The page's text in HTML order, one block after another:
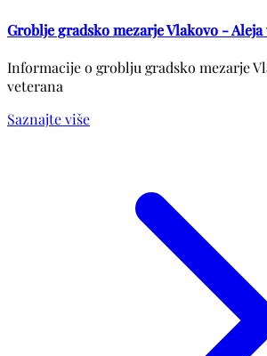
Groblje gradsko mezarje Vlakovo - Aleja
Informacije o groblju gradsko mezarje
veterana
Saznajte više